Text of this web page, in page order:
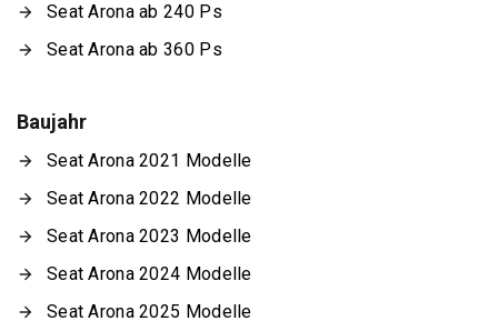
Seat Arona ab 240 Ps
Seat Arona ab 360 Ps
Baujahr
Seat Arona 2021 Modelle
Seat Arona 2022 Modelle
Seat Arona 2023 Modelle
Seat Arona 2024 Modelle
Seat Arona 2025 Modelle